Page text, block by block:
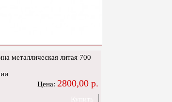
металлическая литая 700
Цена: 2800,00 р.